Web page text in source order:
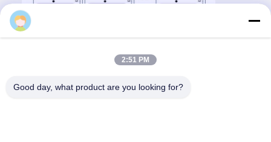
2:51 PM
Good day, what product are you looking for?